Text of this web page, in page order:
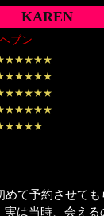
ましたが舐めま
めるの好きな人
な痴女をしっか
め出来ます
貰いましたがこ
います
KAREN
ブン
めて予約させて
実は当時、会え